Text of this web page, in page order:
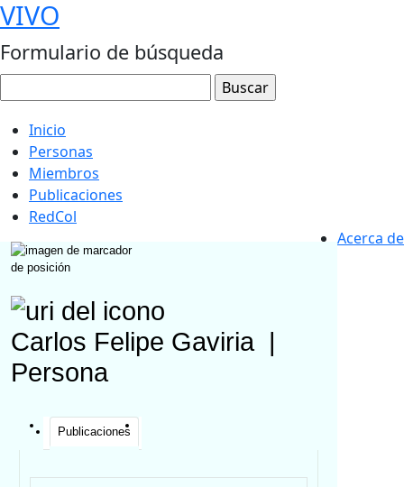
VIVO
Formulario de búsqueda
Inicio
Personas
Miembros
Publicaciones
RedCol
Acerca de
Carlos Felipe Gaviria
Persona
Publicaciones